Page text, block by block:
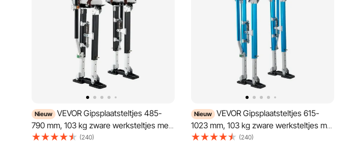
Nieuw VEVOR Gipsplaatsteltjes 485-
790 mm, 103 kg zware werksteltjes met
dubbele veren, antislip voetplaten en
(240)
Nieuw VEVOR Gipsplaatsteltjes 615-
1023 mm, 103 kg zware werksteltjes met
dubbele veren, antislip voetplaten en
(240)